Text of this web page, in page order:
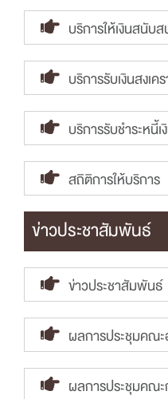
บริการให้เงินสนับ
บริการรับเงินสงเค
บริการรับชำระหนี้
สถิติการให้บริการ
ข่าวประชาสัมพันธ์
ข่าวประชาสัมพันธ์
ผลการประชุมคณ
ผลการประชุมคณ